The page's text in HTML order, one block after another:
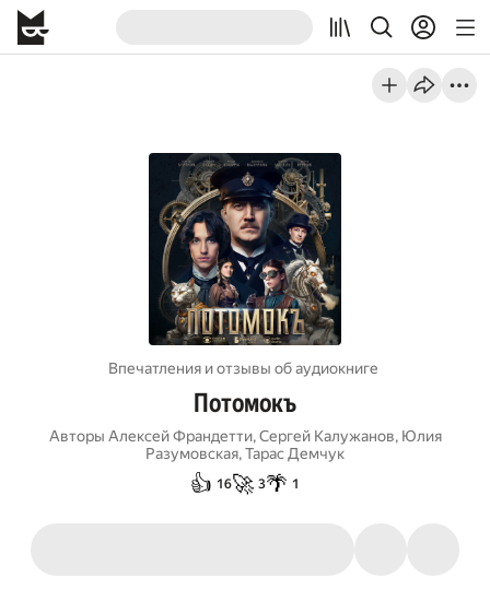
Впечатления и отзывы об aудиокниге
Потомокъ
Авторы Алексей Франдетти,Сергей Калужанов, Юлия
Разумовская,Тарас Демчук
👍 16🚀 3🌴 1